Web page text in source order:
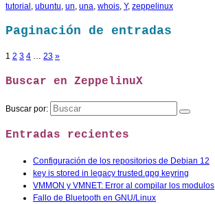
tutorial , ubuntu, un, una, whois, Y, zeppelinux
Paginación de entradas
1 2 3 4 23 »
Buscar en ZeppelinuX
Buscar por:
Entradas recientes
Configuración de los repositorios de Debian 12
key is stored in legacy trusted.gpg keyring
VMMON y VMNET: Error al compilar los modulos
Fallo de Bluetooth en GNU/Linux